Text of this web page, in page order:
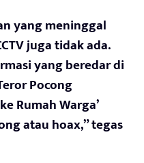
yang meninggal
juga tidak ada.
yang beredar di
Pocong
Rumah Warga’
atau hoax,” tegas